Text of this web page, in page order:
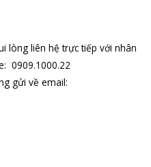
lòng liên hệ trực tiếp với nhân
0909.1000.22
gửi về email: